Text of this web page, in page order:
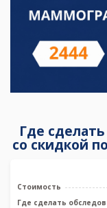
Где
со скидкой
Стоимость
Где сделать